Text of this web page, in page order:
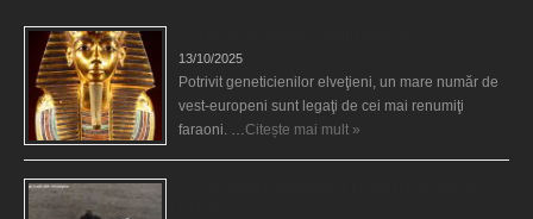
13/10/2025
Potrivit geneticienilor elveţieni, un mare număr de
vest-europeni sunt legaţi de cei mai renumiţi
faraoni. …Citește mai mult »